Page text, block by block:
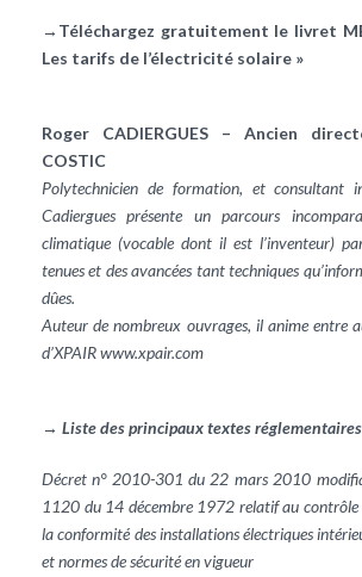
→Téléchargez gratuitement le livret
Les tarifs de l’électricité solaire »
Roger CADIERGUES – Ancien
COSTIC
Polytechnicien de formation, et consultant
Cadiergues présente un parcours
climatique (vocable dont il est l’inventeur)
tenues et des avancées tant techniques
dûes.
Auteur de nombreux ouvrages, il anime entre
d’XPAIRwww.xpair.com
→ Liste des principaux textes réglementaires
Décret n° 2010-301 du 22 mars 2010
1120 du 14 décembre 1972 relatif au contrôle
la conformité des installations électriques
et normes de sécurité en vigueur